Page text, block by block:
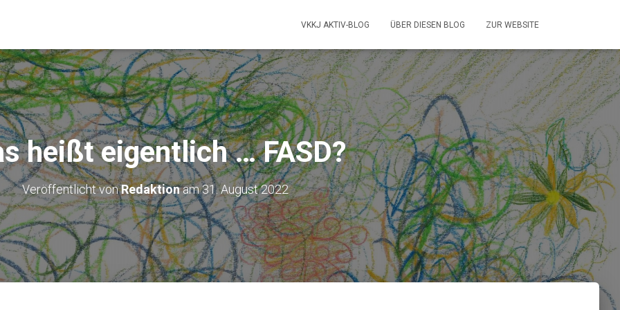
VKKJ AKTIV-BLOG ÜBER DIESEN BLOG ZUR WEBSITE
heißt eigentlich … FASD?
Veröffentlicht vonRedaktionam31. August 2022